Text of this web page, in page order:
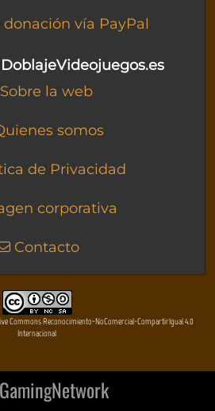
donación vía PayPal
DoblajeVideojuegos.es
Sobre la web
somos
de Privacidad
corporativa
Contacto
Commons Reconocimiento-NoComercial-CompartirIgual 4.0
Internacional